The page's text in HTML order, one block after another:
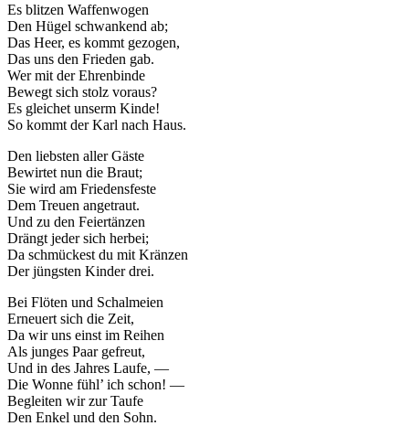
Es blitzen Waffenwogen
Den Hügel schwankend ab;
Das Heer, es kommt gezogen,
Das uns den Frieden gab.
Wer mit der Ehrenbinde
Bewegt sich stolz voraus?
Es gleichet unserm Kinde!
So kommt der Karl nach Haus.
Den liebsten aller Gäste
Bewirtet nun die Braut;
Sie wird am Friedensfeste
Dem Treuen angetraut.
Und zu den Feiertänzen
Drängt jeder sich herbei;
Da schmückest du mit Kränzen
Der jüngsten Kinder drei.
Bei Flöten und Schalmeien
Erneuert sich die Zeit,
Da wir uns einst im Reihen
Als junges Paar gefreut,
Und in des Jahres Laufe, —
Die Wonne fühl’ ich schon! —
Begleiten wir zur Taufe
Den Enkel und den Sohn.